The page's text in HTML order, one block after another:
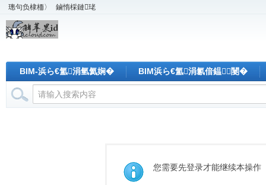
璁句负棣栭〉 鏀惰棌鏈珯
BIM-浜ら€氳涓氫氦娴� BIM浜ら€氳涓氱偣鎾闄�
您需要先登录才能继续本操作